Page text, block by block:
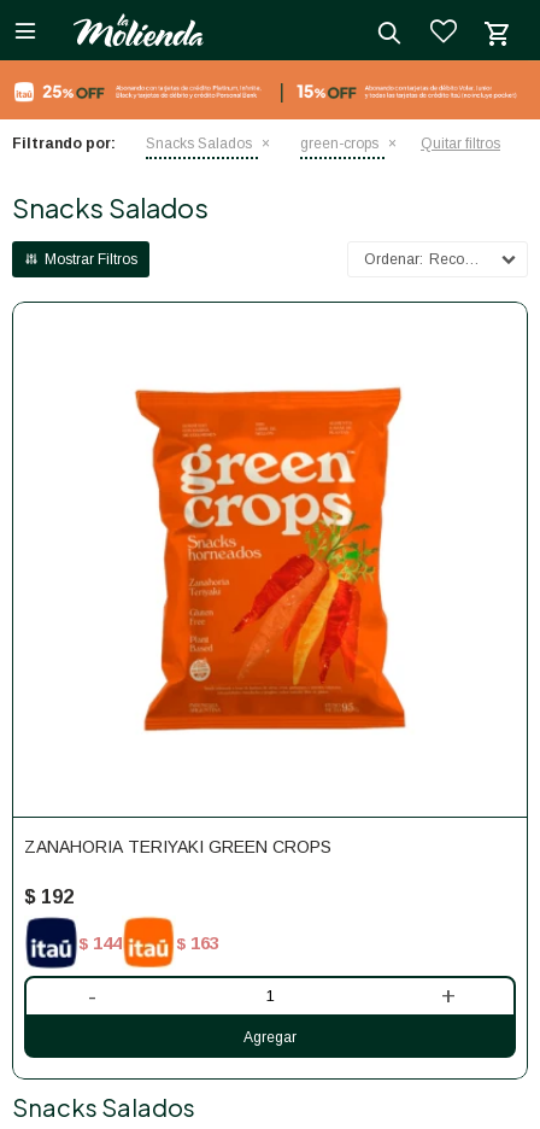

Filtrando por: Snacks Salados green-crops Quitar filtros
Snacks Salados
Recomendados
ZANAHORIA TERIYAKI GREEN CROPS
$ 192
$ 144 $ 163
- +
Snacks Salados